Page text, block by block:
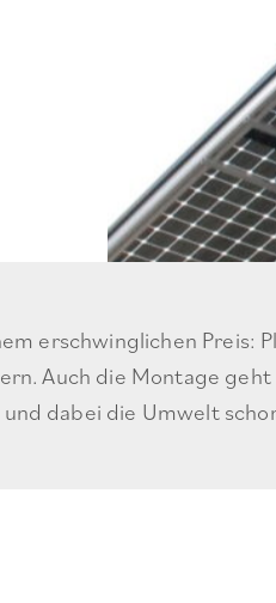
erschwinglichen
Auch die Montage
dabei die Umwelt